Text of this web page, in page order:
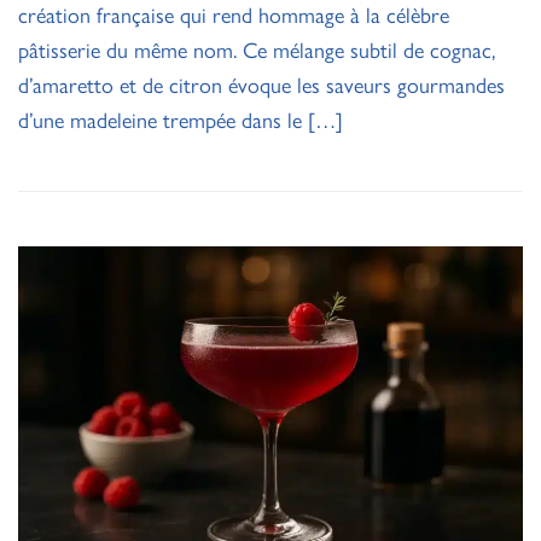
création française qui rend hommage à la célèbre
pâtisserie du même nom. Ce mélange subtil de cognac,
d’amaretto et de citron évoque les saveurs gourmandes
d’une madeleine trempée dans le […]